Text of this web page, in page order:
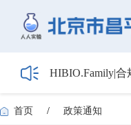
HIBIO.Family|
【最新日程】
关于召开2026
首页 / 政策通知